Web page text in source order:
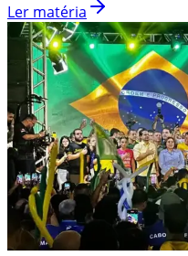
Ler matéria